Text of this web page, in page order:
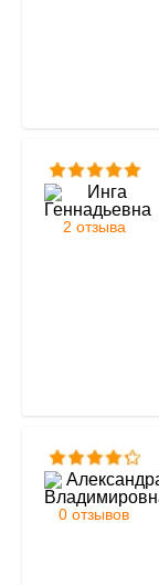
2 отзыва
0 отзывов